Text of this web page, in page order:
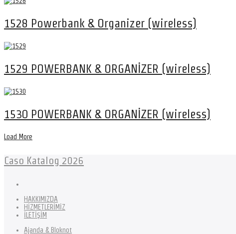
1528 Powerbank & Organizer (wireless)
1529 POWERBANK & ORGANİZER (wireless)
1530 POWERBANK & ORGANİZER (wireless)
Load More
Caso Katalog 2026
HAKKIMIZDA
HİZMETLERİMİZ
İLETİŞİM
Ajanda & Bloknot